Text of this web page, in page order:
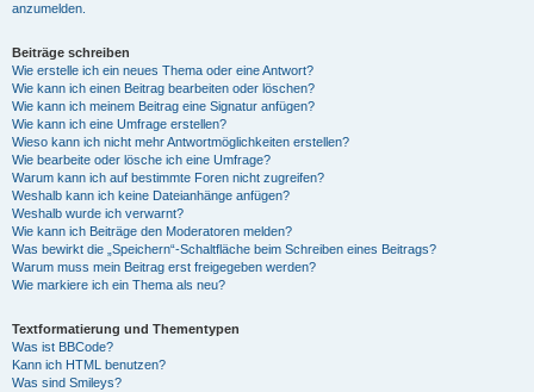
anzumelden.
Beiträge schreiben
Wie erstelle ich ein neues Thema oder eine Antwort?
Wie kann ich einen Beitrag bearbeiten oder löschen?
Wie kann ich meinem Beitrag eine Signatur anfügen?
Wie kann ich eine Umfrage erstellen?
Wieso kann ich nicht mehr Antwortmöglichkeiten erstellen?
Wie bearbeite oder lösche ich eine Umfrage?
Warum kann ich auf bestimmte Foren nicht zugreifen?
Weshalb kann ich keine Dateianhänge anfügen?
Weshalb wurde ich verwarnt?
Wie kann ich Beiträge den Moderatoren melden?
Was bewirkt die „Speichern“-Schaltfläche beim Schreiben eines Beitrags?
Warum muss mein Beitrag erst freigegeben werden?
Wie markiere ich ein Thema als neu?
Textformatierung und Thementypen
Was ist BBCode?
Kann ich HTML benutzen?
Was sind Smileys?